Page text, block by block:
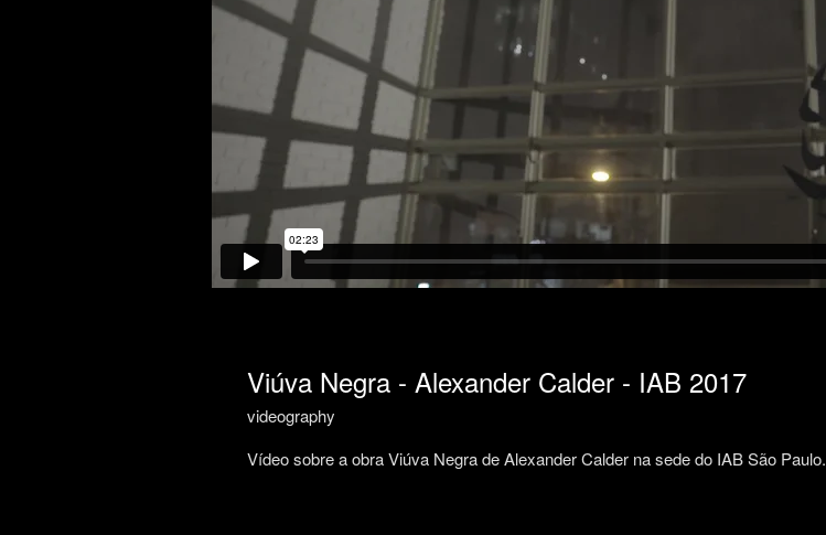
Viúva Negra - Alexander Calder - IAB 2017
videography
Vídeo sobre a obra Viúva Negra de Alexander Calder na sede do IAB São Paulo.